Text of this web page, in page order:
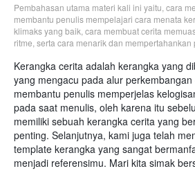
Pembahasan utama materi kali ini yaitu, cara
membantu penulis mempelajari cara menata
klimaks yang baik, cara membuat cerita
ritme, serta cara menarik dan mempertahankan
Kerangka cerita adalah kerangka yang
yang mengacu pada alur
membantu penulis memperjelas
pada saat menulis, oleh karena itu
memiliki sebuah kerangka cerita yang
penting. Selanjutnya, kami juga telah
template kerangka yang sangat
menjadi referensimu. Mari kita simak